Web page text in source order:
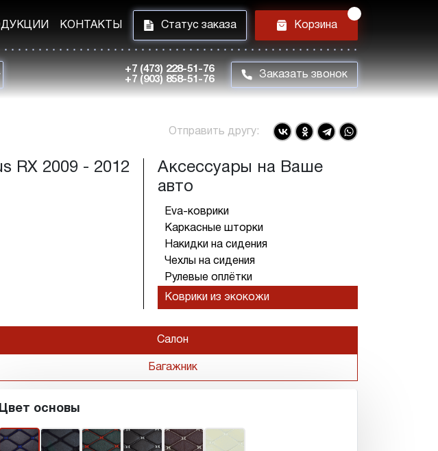
КОНТАКТЫ i Статус заказа h Корзина
+7 (473) 228-51-76
+7 (903) 858-51-76
m Заказать звонок
Отправить другу:
RX 2009 - 2012
Аксессуары на Ваше
авто
Eva-коврики
Каркасные шторки
Накидки на сидения
Чехлы на сидения
Рулевые оплётки
Коврики из экокожи
Салон
Багажник
Цвет основы